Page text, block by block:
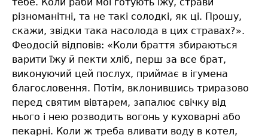
тебе. Коли раби мої готують їжу, страви
різноманітні, та не такі солодкі, як ці. Прошу,
скажи, звідки така насолода в цих стравах?».
Феодосій відповів: «Коли браття збираються
варити їжу й пекти хліб, перш за все брат,
виконуючий цей послух, приймає в ігумена
благословення. Потім, вклонившись триразово
перед святим вівтарем, запалює свічку від
нього і нею розводить вогонь у куховарні або
пекарні. Коли ж треба вливати воду в котел,